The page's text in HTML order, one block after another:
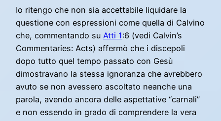
Io ritengo che non sia accettabile liquidare la
questione con espressioni come quella di Calvino
che, commentando su Atti 1:6 (vedi Calvin’s
Commentaries: Acts) affermò che i discepoli
dopo tutto quel tempo passato con Gesù
dimostravano la stessa ignoranza che avrebbero
avuto se non avessero ascoltato neanche una
parola, avendo ancora delle aspettative “carnali”
e non essendo in grado di comprendere la vera